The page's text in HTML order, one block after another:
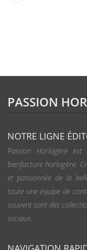
PASSION
NOTRE LIGNE
Passion Horlogère
bienfacture horlogère.
et passionnée de la
toute une équipe de
souvent sont des
sociaux.